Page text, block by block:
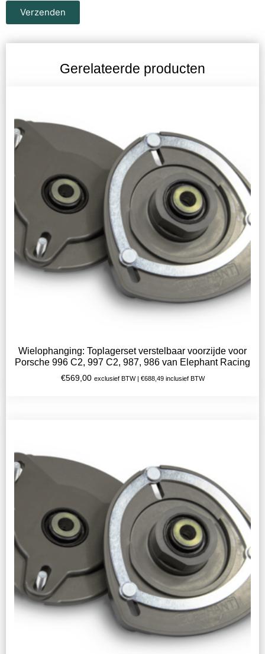
Verzenden
Gerelateerde producten
Wielophanging: Toplagerset verstelbaar voorzijde voor
Porsche 996 C2, 997 C2, 987, 986 van Elephant Racing
€569,00 exclusief BTW | €688,49inclusief BTW